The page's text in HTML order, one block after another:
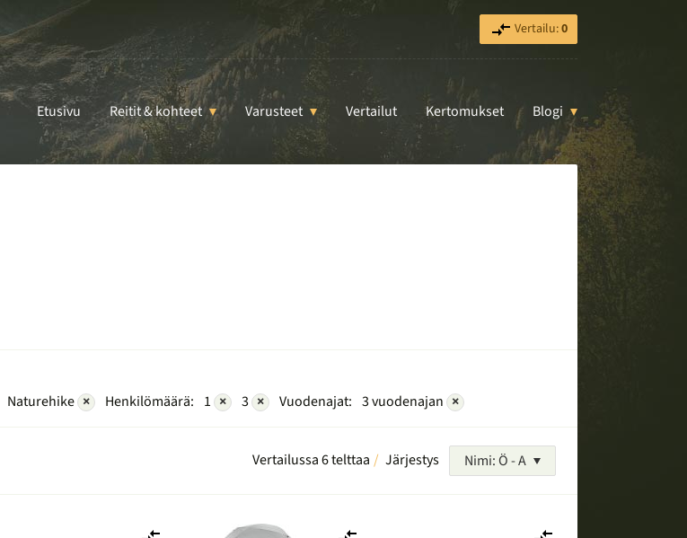
Vertailu:0
Etusivu Reitit & kohteet Varusteet Vertailut Kertomukset Blogi
Naturehike × Henkilömäärä: 1 × 3 × Vuodenajat: 3 vuodenajan ×
Vertailussa 6 telttaa Järjestys Nimi: Ö - A